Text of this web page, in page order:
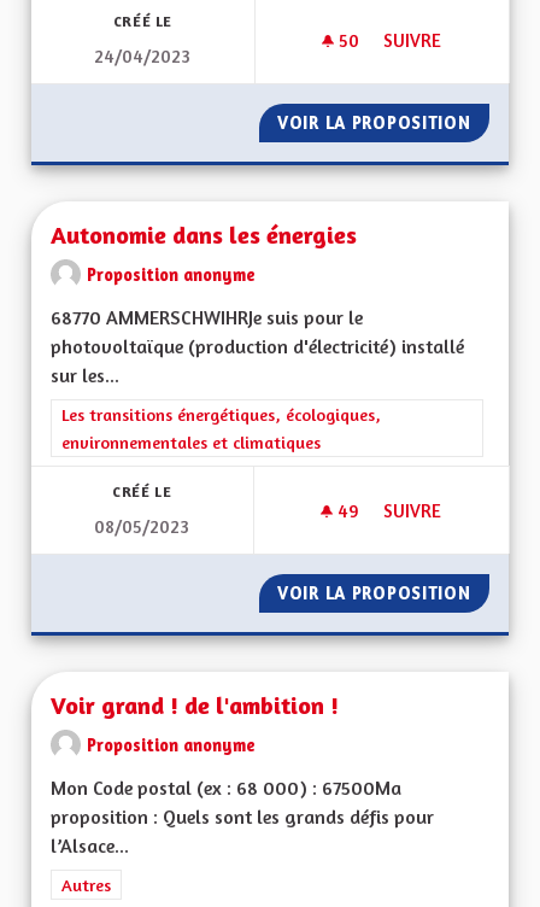
CRÉÉ LE
24/04/2023
50 50 ABONNÉS
SUIVRE
VOIR LA PROPOSITION
Autonomie dans les énergies
Proposition anonyme
68770 AMMERSCHWIHRJe suis pour le
photovoltaïque (production d'électricité) installé
sur les...
Filtrer les résultats de la catégorie : Les transitions
Les transitions énergétiques, écologiques,
environnementales et climatiques
CRÉÉ LE
08/05/2023
49 49 ABONNÉS
SUIVRE
VOIR LA PROPOSITION
Voir grand ! de l'ambition !
Proposition anonyme
Mon Code postal (ex : 68 000) : 67500Ma
proposition : Quels sont les grands défis pour
l’Alsace...
Filtrer les résultats de la catégorie : Autres
Autres